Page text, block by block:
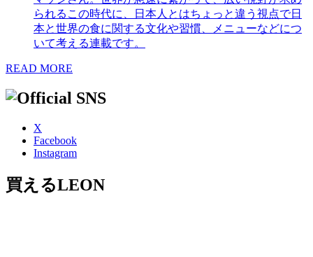
られるこの時代に、日本人とはちょっと違う視点で日
本と世界の食に関する文化や習慣、メニューなどにつ
いて考える連載です。
READ MORE
X
Facebook
Instagram
買えるLEON